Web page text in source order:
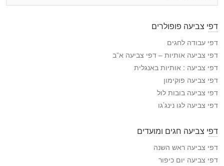
י
ה
צ
י
ע
ה
דפי צביעה פופולרים
דפי עבודה לחגים
דפי צביעה אותיות – דפי צביעה א”ב
דפי צביעה : אותיות באנגלית
דפי צביעה פוקימון
דפי צביעה בובות לול
דפי צביעה לגו נינג’גו
דפי צביעה חגים ומועדים
דפי צביעה ראש השנה
דפי צביעה יום כיפור